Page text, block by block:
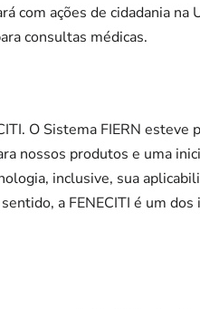
com ações de cidadania
consultas médicas.
O Sistema FIERN
nossos produtos e uma
inclusive, sua
a FENECITI é um